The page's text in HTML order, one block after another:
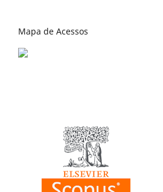
Mapa de Acessos